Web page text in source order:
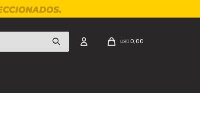
USD 0,00